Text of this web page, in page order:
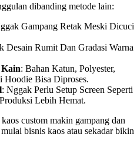
dibanding metode lain:
Gampang Retak Meski Dicuci
Desain Rumit Dan Gradasi Warna
: Bahan Katun, Polyester,
Hoodie Bisa Diproses.
: Nggak Perlu Setup Screen Seperti
Lebih Hemat.
custom makin gampang dan
bisnis kaos atau sekadar bikin